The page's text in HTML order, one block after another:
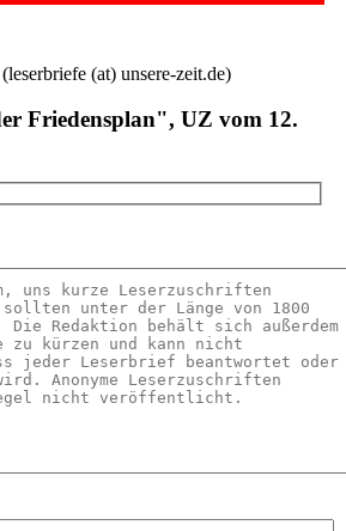
(at) unsere-zeit.de)
Friedensplan", UZ vom 12.